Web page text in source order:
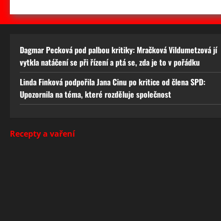
Dagmar Pecková pod palbou kritiky: Mračková Vildumetzová jí
vytkla natáčení se při řízení a ptá se, zda je to v pořádku
Linda Finková podpořila Jana Cinu po kritice od člena SPD:
Upozornila na téma, které rozděluje společnost
Recepty a vaření